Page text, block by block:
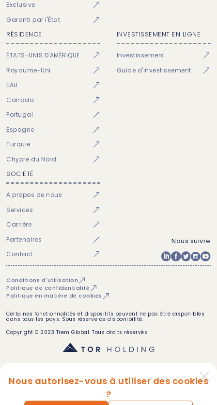
Nous autorisez-vous à utiliser des cookies
?
Exclusive
Garanti par l'État
RÉSIDENCE
ÉTATS-UNIS D'AMÉRIQUE
Royaume-Uni
EAU
Canada
Portugal
Espagne
Turquie
Chypre du Nord
INVESTISSEMENT EN LIGNE
Investissement
Guide d'investissement
SOCIÉTÉ
A propos de nous
Services
Carrière
Partenaires
Contact
Nous suivre
Conditions d'utilisation
Politique de confidentialité
Politique en matière de cookies
Certaines fonctionnalités et dispositifs peuvent ne pas être disponibles
dans tous les pays. Sous réserve de disponibilité.
Copyright © 2023 Trem Global. Tous droits réservés